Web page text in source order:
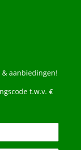
aanbiedingen!
t.w.v. €